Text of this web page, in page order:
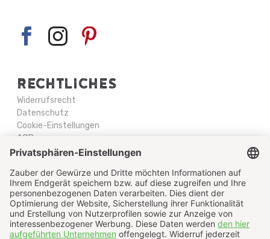
RECHTLICHES
Widerrufsrecht
Datenschutz
Cookie-Einstellungen
AGB
Impressum
Newsletter-Abo